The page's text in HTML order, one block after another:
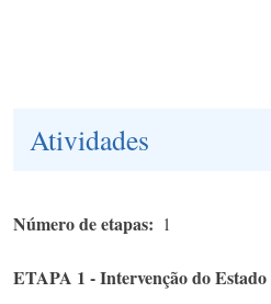
Atividades
Número de etapas 1
ETAPA 1 - Intervenção do Estado